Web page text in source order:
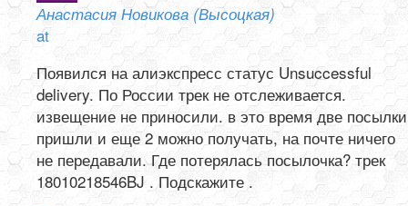
Анастасия Новикова (Высоцкая)
at
Появился на алиэкспресс статус Unsuccessful
delivery. По России трек не отслеживается.
извещение не приносили. в это время две посылки
пришли и еще 2 можно получать, на почте ничего
не передавали. Где потерялась посылочка? трек
18010218546BJ . Подскажите .